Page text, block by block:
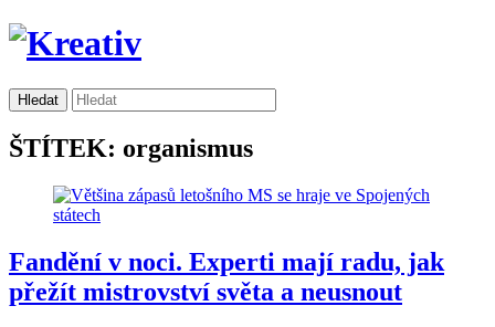
ŠTÍTEK: organismus
Fandění v noci. Experti mají radu, jak
přežít mistrovství světa a neusnout